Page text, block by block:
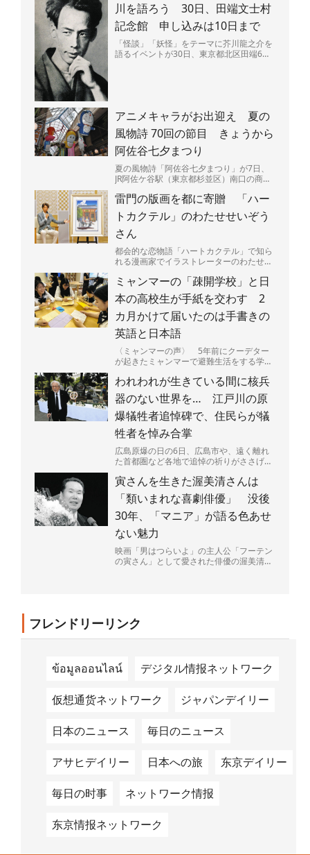
川を語ろう 30日、田端文士村
記念館 申し込みは10日まで
「怪談」「妖怪」をテーマに芥川龍之介を
語るイベントが30日、東京都北区田端6の
アニメキャラがお出迎え 夏の
風物詩 70回の節目 きょうから
阿佐谷七夕まつり
夏の風物詩「阿佐谷七夕まつり」が7日、
JR阿佐ケ谷駅（東京都杉並区）南口の商店
る。今年で70回目の...
雷門の版画を都に寄贈 「ハー
トカクテル」のわたせせいぞう
さん
都会的な恋物語「ハートカクテル」で知ら
れる漫画家でイラストレーターのわたせせ
雷門を描いた版画「...
ミャンマーの「疎開学校」と日
本の高校生が手紙を交わす 2
カ月かけて届いたのは手書きの
英語と日本語
〈ミャンマーの声〉 5年前にクーデター
が起きたミャンマーで避難生活をする学生
ている。内戦が続くミ...
われわれが生きている間に核兵
器のない世界を… 江戸川の原
爆犠牲者追悼碑で、住民らが犠
牲者を悼み合掌
広島原爆の日の6日、広島市や、遠く離れ
た首都圏など各地で追悼の祈りがささげら
海にした原爆投下から...
寅さんを生きた渥美清さんは
「類いまれな喜劇俳優」 没後
30年、「マニア」が語る色あせ
ない魅力
映画「男はつらいよ」の主人公「フーテン
の寅さん」として愛された俳優の渥美清さ
フレンドリーリンク
ข้อมูลออนไลน์ デジタル情报ネットワーク
仮想通货ネットワーク ジャパンデイリー
日本のニュース 毎日のニュース
アサヒデイリー 日本への旅 东京デイリー
毎日の时事 ネットワーク情报
东京情报ネットワーク